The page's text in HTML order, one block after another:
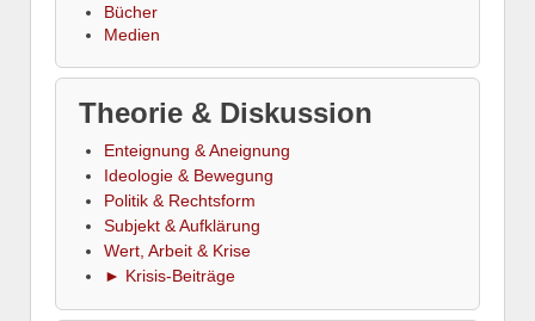
Bücher
Medien
Theorie & Diskussion
Enteignung & Aneignung
Ideologie & Bewegung
Politik & Rechtsform
Subjekt & Aufklärung
Wert, Arbeit & Krise
► Krisis-Beiträge